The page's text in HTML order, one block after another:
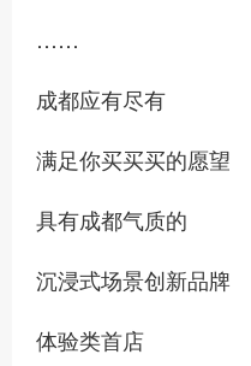
……
成都应有尽有
满足你买买买的愿望
具有成都气质的
沉浸式场景创新品牌
体验类首店